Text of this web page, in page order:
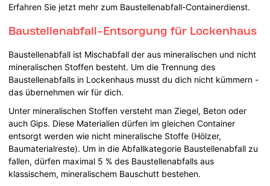
Erfahren Sie jetzt mehr zum Baustellenabfall-Containerdienst.
Baustellenabfall-Entsorgung für Lockenhaus
Baustellenabfall ist Mischabfall der aus mineralischen und nicht
mineralischen Stoffen besteht. Um die Trennung des
Baustellenabfalls in Lockenhaus musst du dich nicht kümmern -
das übernehmen wir für dich.
Unter mineralischen Stoffen versteht man Ziegel, Beton oder
auch Gips. Diese Materialien dürfen im gleichen Container
entsorgt werden wie nicht mineralische Stoffe (Hölzer,
Baumaterialreste). Um in die Abfallkategorie Baustellenabfall zu
fallen, dürfen maximal 5 % des Baustellenabfalls aus
klassischem, mineralischem Bauschutt bestehen.